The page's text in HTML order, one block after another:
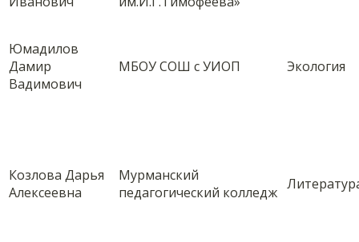
Юмадилов
Дамир
Вадимович
МБОУ СОШ с УИОП Экология
Козлова Дарья
Алексеевна
Мурманский
педагогический колледж